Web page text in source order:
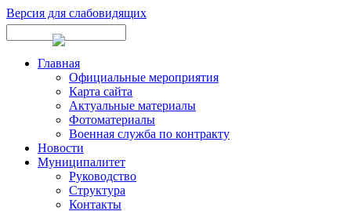
Версия для слабовидящих
Главная
Официальные мероприятия
Карта сайта
Актуальные материалы
Фотоматериалы
Военная служба по контракту
Новости
Муниципалитет
Руководство
Структура
Контакты